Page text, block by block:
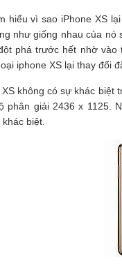
hiểu vì sao iPhone XS
như giống nhau của nó
phá trước hết nhờ vào
iphone XS lại thay đổi
XS không có sự khác biệt
phân giải 2436 x 1125.
biệt.